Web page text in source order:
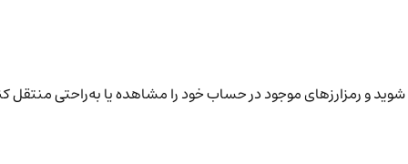
و رمزارزهای موجود در حساب خود را مشاهده یا به‌راحتی منتقل